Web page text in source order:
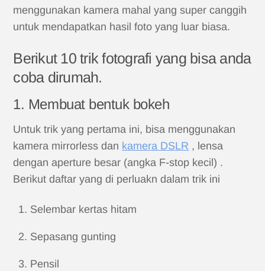
menggunakan kamera mahal yang super canggih
untuk mendapatkan hasil foto yang luar biasa.
Berikut 10 trik fotografi yang bisa anda
coba dirumah.
1. Membuat bentuk bokeh
Untuk trik yang pertama ini, bisa menggunakan
kamera mirrorless dan kamera DSLR , lensa
dengan aperture besar (angka F-stop kecil) .
Berikut daftar yang di perluakn dalam trik ini
Selembar kertas hitam
Sepasang gunting
Pensil